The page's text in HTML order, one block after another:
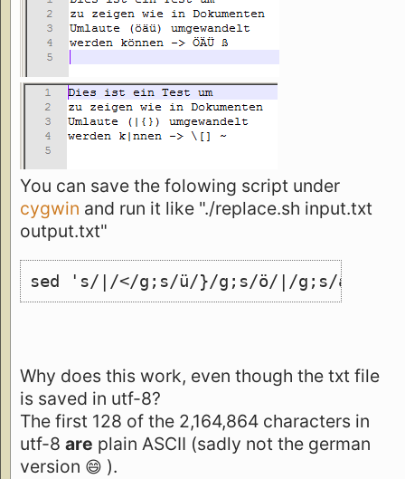
You can save the folowing script under
cygwin and run it like "./replace.sh input.txt
output.txt"
sed 's/|/</g;s/ü/}/g;s/ö/|/g;s/ä/{/
Why does this work, even though the txt file
is saved in utf-8?
The first 128 of the 2,164,864 characters in
utf-8 are plain ASCII (sadly not the german
version 😄 ).